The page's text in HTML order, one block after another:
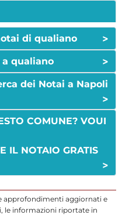
di qualiano >
qualiano >
dei Notai a Napoli
>
COMUNE? VOUI
IL NOTAIO GRATIS
>
approfondimenti aggiornati e
le informazioni riportate in